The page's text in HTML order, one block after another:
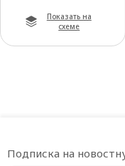
Показать на
схеме
Подписка на